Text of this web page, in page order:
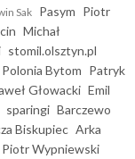
Sak Pasym Piotr
Michał
stomil.olsztyn.pl
Polonia Bytom Patryk
Głowacki Emil
sparingi Barczewo
Biskupiec Arka
Piotr Wypniewski